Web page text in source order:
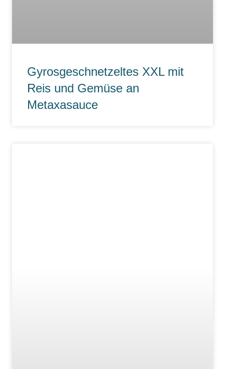
Gyrosgeschnetzeltes XXL mit
Reis und Gemüse an
Metaxasauce